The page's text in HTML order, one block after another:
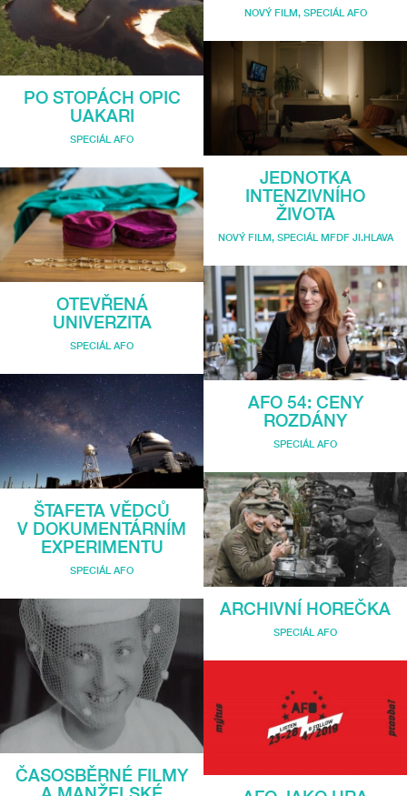
PO STOPÁCH OPIC
UAKARI
SPECIÁL AFO
OTEVŘENÁ
UNIVERZITA
SPECIÁL AFO
ŠTAFETA VĚDCŮ
V DOKUMENTÁRNÍM
EXPERIMENTU
SPECIÁL AFO
ČASOSBĚRNÉ FILMY
NOVÝ FILM SPECIÁL AFO
JEDNOTKA
INTENZIVNÍHO
ŽIVOTA
NOVÝ FILM, SPECIÁL MFDF JI.HLAVA
AFO 54: CENY
ROZDÁNY
SPECIÁL AFO
ARCHIVNÍ HOREČKA
SPECIÁL AFO